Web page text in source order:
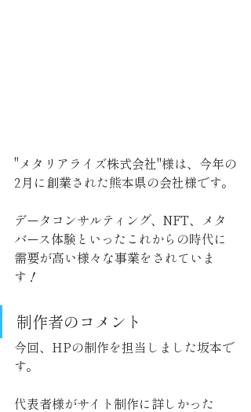
"メタリアライズ株式会社"様は、今年の
2月に創業された熊本県の会社様です。
データコンサルティング、NFT、メタ
バース体験といったこれからの時代に
需要が高い様々な事業をされていま
す！
制作者のコメント
今回、HPの制作を担当しました坂本で
す。
代表者様がサイト制作に詳しかった